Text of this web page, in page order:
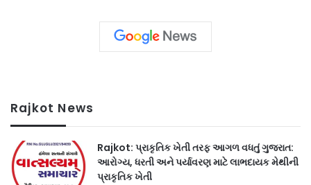
Rajkot News
Rajkot: પ્રાકૃતિક ખેતી તરફ આગળ વધતું ગુજરાત:
આરોગ્ય, ધરતી અને પર્યાવરણ માટે લાભદાયક મેથીની
પ્રાકૃતિક ખેતી